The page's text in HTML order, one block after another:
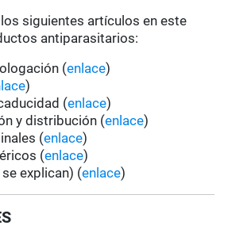
siguientes artículos en este
antiparasitarios:
(enlace)
)
(enlace)
y distribución (enlace)
(enlace)
(enlace)
explican) (enlace)